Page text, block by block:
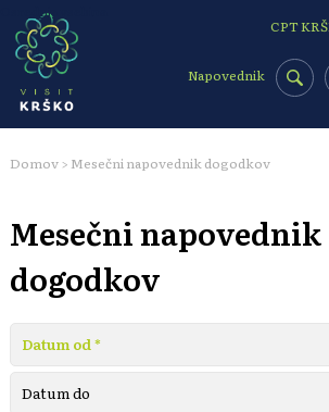
Osrednja vsebina
Napovednik
CPT
Domov> Mesečni napovednik dogodkov
Mesečni napovednik
dogodkov